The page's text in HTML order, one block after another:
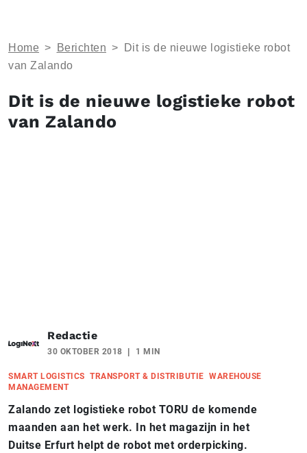
Home > Berichten >
Dit is de nieuwe logistieke robot
van Zalando
Dit is de nieuwe logistieke robot
van Zalando
Redactie
30 OKTOBER 2018 1 MIN
SMART LOGISTICS TRANSPORT & DISTRIBUTIE WAREHOUSE
MANAGEMENT
Zalando zet logistieke robot TORU de komende
maanden aan het werk. In het magazijn in het
Duitse Erfurt helpt de robot met orderpicking.